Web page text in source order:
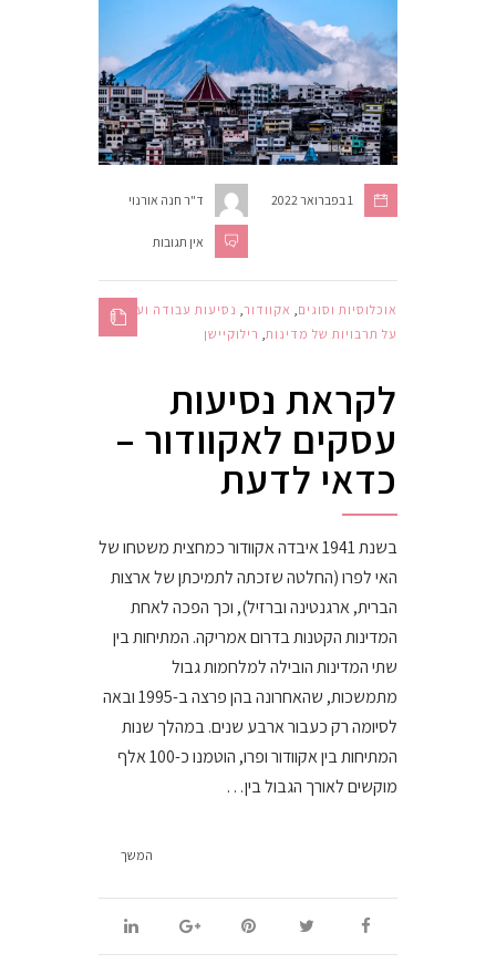
ד"ר חנה אורנוי 1 בפברואר 2022
אין תגובות
אוכלוסיות וסוגים אקוודור נסיעות עבודה ועסקים
על תרבויות של מדינות רילוקיישן
לקראת נסיעות
עסקים לאקוודור –
כדאי לדעת
בשנת 1941 איבדה אקוודור כמחצית משטחו של
האי לפרו (החלטה שזכתה לתמיכתן של ארצות
הברית, ארגנטינה וברזיל), וכך הפכה לאחת
המדינות הקטנות בדרום אמריקה. המתיחות בין
שתי המדינות הובילה למלחמות גבול
מתמשכות, שהאחרונה בהן פרצה ב-1995 ובאה
לסיומה רק כעבור ארבע שנים. במהלך שנות
המתיחות בין אקוודור ופרו, הוטמנו כ-100 אלף
מוקשים לאורך הגבול בין…
המשך